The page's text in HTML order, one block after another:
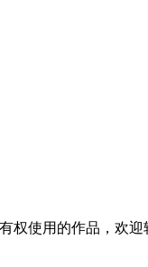
权使用的作品，欢